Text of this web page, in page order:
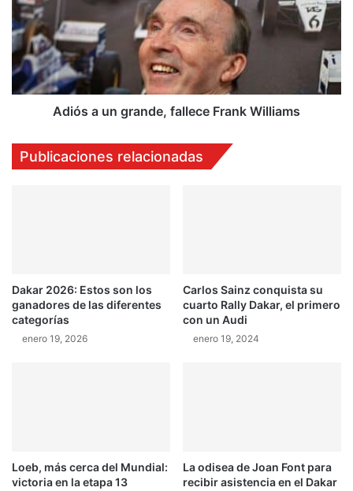
grande,
fallece
Frank
Williams
Adiós a un grande, fallece Frank Williams
Publicaciones relacionadas
Dakar 2026: Estos son los
ganadores de las diferentes
categorías
enero 19, 2026
Carlos Sainz conquista su
cuarto Rally Dakar, el primero
con un Audi
enero 19, 2024
Loeb, más cerca del Mundial:
victoria en la etapa 13
La odisea de Joan Font para
recibir asistencia en el Dakar